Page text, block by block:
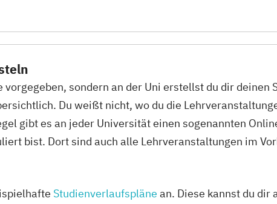
sondern an der Uni erstellst du dir deinen
Du weißt nicht, wo du die
gibt es an jeder Universität einen sogenannten
bist. Dort sind auch alle Lehrveranstaltungen im
Studienverlaufspläne an. Diese kannst du dir